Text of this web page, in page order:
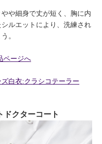
や細身で丈が短く、胸に内
ルエットにより、洗練され
。
ページへ
白衣:クラシコテーラー
ドクターコート